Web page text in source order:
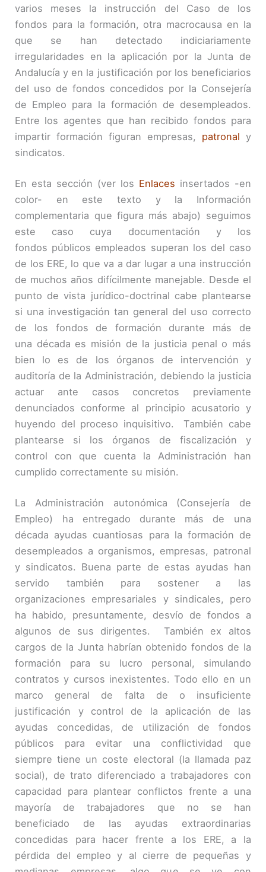
varios meses la instrucción del Caso de los
fondos para la formación, otra macrocausa en la
que se han detectado indiciariamente
irregularidades en la aplicación por la Junta de
Andalucía y en la justificación por los beneficiarios
del uso de fondos concedidos por la Consejería
de Empleo para la formación de desempleados.
Entre los agentes que han recibido fondos para
impartir formación figuran empresas, patronal y
sindicatos.
En esta sección (ver los Enlaces insertados -en
color- en este texto y la Información
complementaria que figura más abajo) seguimos
este caso cuya documentación y los
fondos públicos empleados superan los del caso
de los ERE, lo que va a dar lugar a una instrucción
de muchos años difícilmente manejable. Desde el
punto de vista jurídico-doctrinal cabe plantearse
si una investigación tan general del uso correcto
de los fondos de formación durante más de
una década es misión de la justicia penal o más
bien lo es de los órganos de intervención y
auditoría de la Administración, debiendo la justicia
actuar ante casos concretos previamente
denunciados conforme al principio acusatorio y
huyendo del proceso inquisitivo. También cabe
plantearse si los órganos de fiscalización y
control con que cuenta la Administración han
cumplido correctamente su misión.
La Administración autonómica (Consejería de
Empleo) ha entregado durante más de una
década ayudas cuantiosas para la formación de
desempleados a organismos, empresas, patronal
y sindicatos. Buena parte de estas ayudas han
servido también para sostener a las
organizaciones empresariales y sindicales, pero
ha habido, presuntamente, desvío de fondos a
algunos de sus dirigentes. También ex altos
cargos de la Junta habrían obtenido fondos de la
formación para su lucro personal, simulando
contratos y cursos inexistentes. Todo ello en un
marco general de falta de o insuficiente
justificación y control de la aplicación de las
ayudas concedidas, de utilización de fondos
públicos para evitar una conflictividad que
siempre tiene un coste electoral (la llamada paz
social), de trato diferenciado a trabajadores con
capacidad para plantear conflictos frente a una
mayoría de trabajadores que no se han
beneficiado de las ayudas extraordinarias
concedidas para hacer frente a los ERE, a la
pérdida del empleo y al cierre de pequeñas y